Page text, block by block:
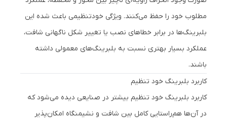
مطلوب خود را حفظ می‌کنند. ویژگی خودتنظیمی باعث شده این
بلبرینگ‌ها در برابر خطاهای نصب یا تغییر شکل ناگهانی شافت،
عملکرد بسیار بهتری نسبت به بلبرینگ‌های معمولی داشته
باشند.
کاربرد بلبرینگ خود تنظیم
کاربرد بلبرینگ خود تنظیم بیشتر در صنایعی دیده می‌شود که
در آن‌ها هم‌راستایی کامل بین شافت و نشیمنگاه امکان‌پذیر